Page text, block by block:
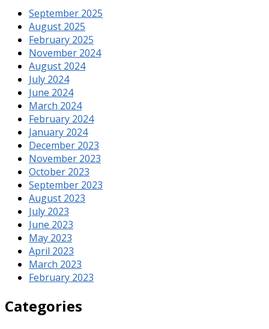
September 2025
August 2025
February 2025
November 2024
August 2024
July 2024
June 2024
March 2024
February 2024
January 2024
December 2023
November 2023
October 2023
September 2023
August 2023
July 2023
June 2023
May 2023
April 2023
March 2023
February 2023
Categories